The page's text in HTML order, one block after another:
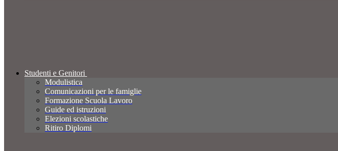
Studenti e Genitori
Modulistica
Comunicazioni per le famiglie
Formazione Scuola Lavoro
Guide ed istruzioni
Elezioni scolastiche
Ritiro Diplomi